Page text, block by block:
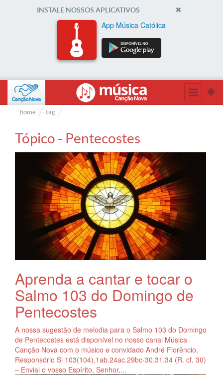
INSTALE NOSSOS APLICATIVOS
App Música Católica
home tag
Tópico - Pentecostes
Aprenda a cantar e tocar o
Salmo 103 do Domingo de
Pentecostes
A nossa sugestão de melodia para o Salmo 103 do Domingo
de Pentecostes está disponível no nosso canal Música
Canção Nova com o músico e convidado André Florêncio.
Responsório Sl 103(104),1ab.24ac.29bc-30.31.34 (R. cf. 30)
– Enviai o vosso Espírito, Senhor,...